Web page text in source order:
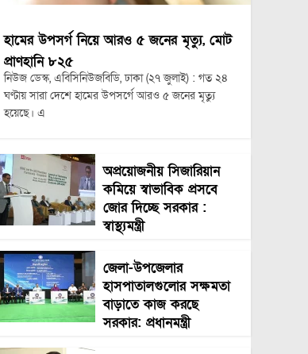
হামের উপসর্গ নিয়ে আরও ৫ জনের মৃত্যু, মোট
প্রাণহানি ৮২৫
নিউজ ডেস্ক, এবিসিনিউজবিডি, ঢাকা (২৭ জুলাই) : গত ২৪
ঘণ্টায় সারা দেশে হামের উপসর্গে আরও ৫ জনের মৃত্যু
হয়েছে। এ
অপ্রয়োজনীয় সিজারিয়ান
কমিয়ে স্বাভাবিক প্রসবে
জোর দিচ্ছে সরকার :
স্বাস্থ্যমন্ত্রী
জেলা-উপজেলার
হাসপাতালগুলোর সক্ষমতা
বাড়াতে কাজ করছে
সরকার: প্রধানমন্ত্রী